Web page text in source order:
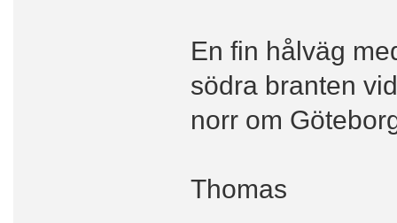
En fin hålväg
södra branten
norr om
Thomas